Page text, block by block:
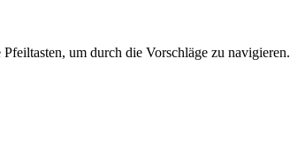
um durch die Vorschläge zu navigieren.